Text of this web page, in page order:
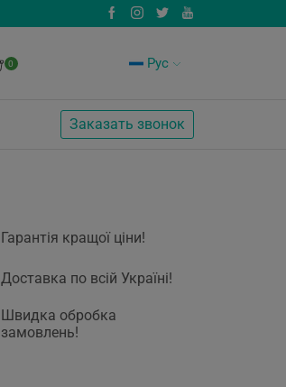
0 Рус
Заказать звонок
Гарантія кращої ціни!
Доставка по всій Україні!
Швидка обробка
замовлень!